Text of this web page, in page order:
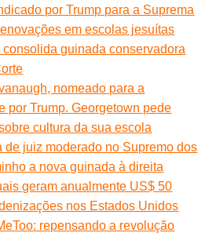
por Trump para a Suprema
em escolas jesuítas
consolida guinada conservadora
nomeado para a
por Trump. Georgetown pede
cultura da sua escola
de juiz moderado no Supremo dos
a nova guinada à direita
geram anualmente US$ 50
nos Estados Unidos
repensando a revolução